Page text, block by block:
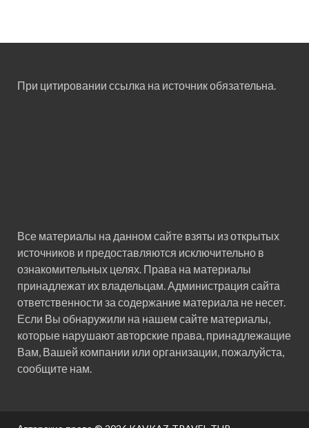
При цитировании ссылка на источник обязательна.
Все материалы на данном сайте взяты из открытых
источников и предоставляются исключительно в
ознакомительных целях. Права на материалы
принадлежат их владельцам. Администрация сайта
ответственности за содержание материала не несет.
Если Вы обнаружили на нашем сайте материалы,
которые нарушают авторские права, принадлежащие
Вам, Вашей компании или организации, пожалуйста,
сообщите нам.